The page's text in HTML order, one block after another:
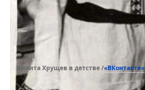
Никита Хрущев в детстве /«ВКонтакте»